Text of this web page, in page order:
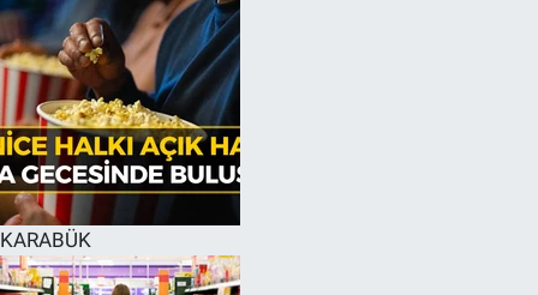
KARABÜK
Karabük Trafik Yoğunluk Haritası
Süper Lig Puan Durumu ve Fikstür
Tüm Manşetler
Son Dakika Haberleri